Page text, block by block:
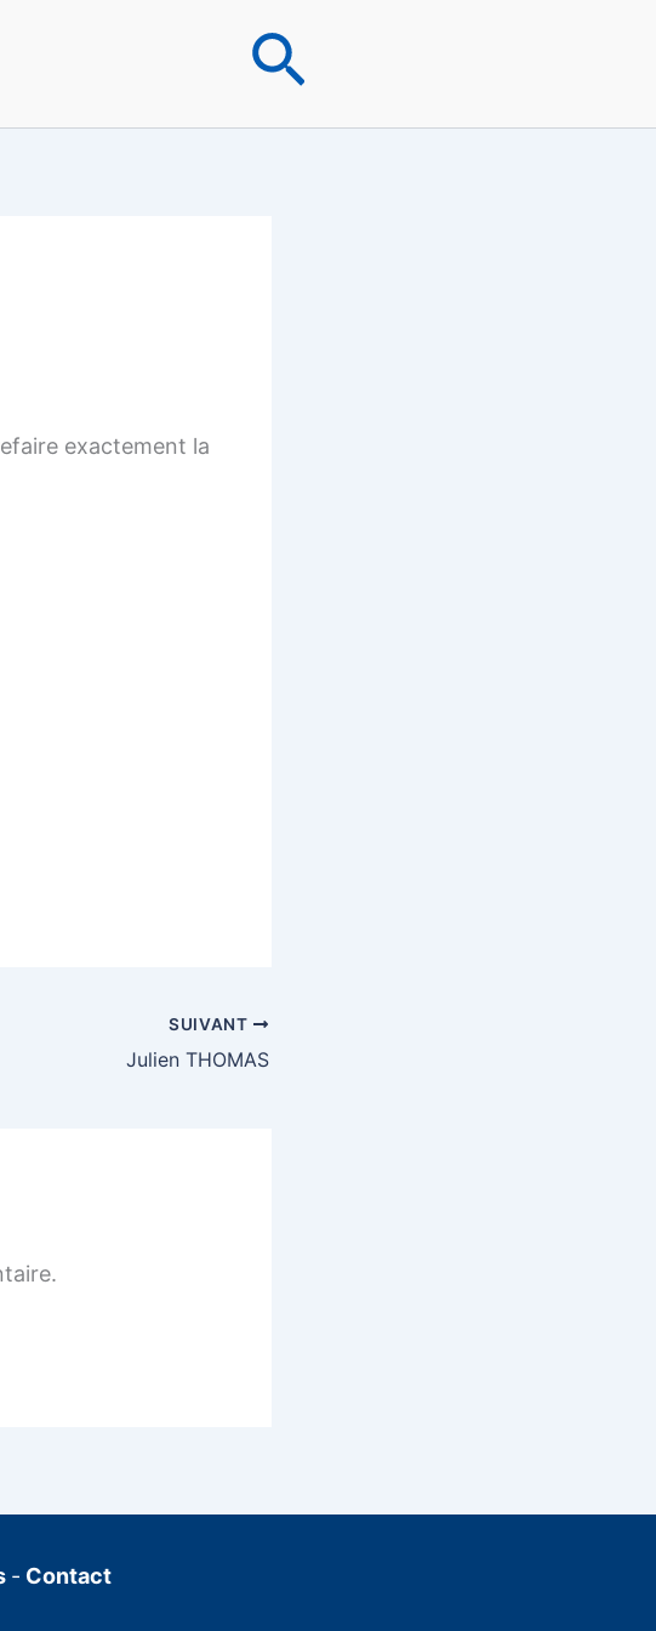
Rechercher
exactement la
SUIVANT
Julien THOMAS
- Contact